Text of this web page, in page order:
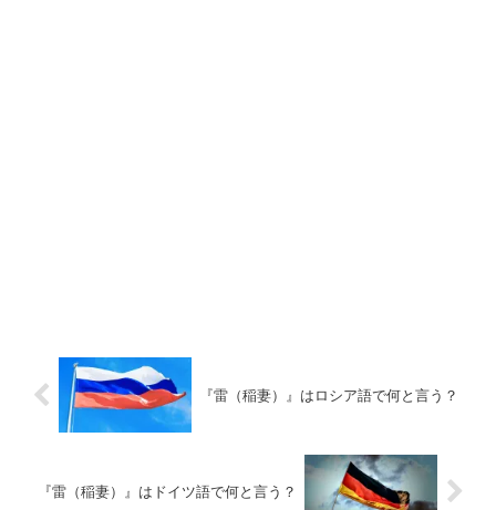
『雷（稲妻）』はロシア語で何と言う？
『雷（稲妻）』はドイツ語で何と言う？